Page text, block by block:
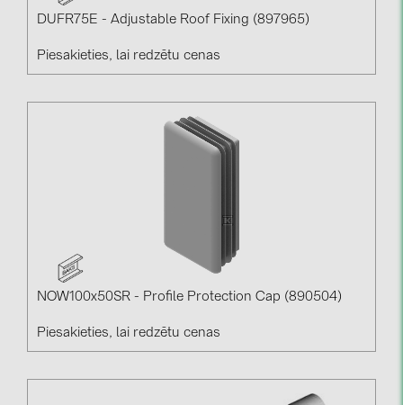
DUFR75E - Adjustable Roof Fixing (897965)
Piesakieties, lai redzētu cenas
NOW100x50SR - Profile Protection Cap (890504)
Piesakieties, lai redzētu cenas